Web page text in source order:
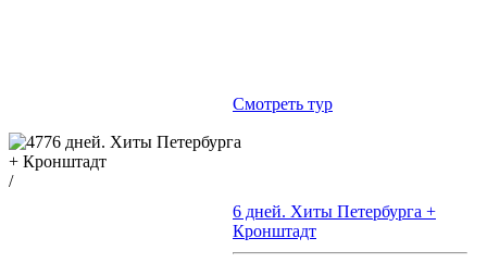
Cмотреть тур
/
6 дней. Хиты Петербурга +
Кронштадт